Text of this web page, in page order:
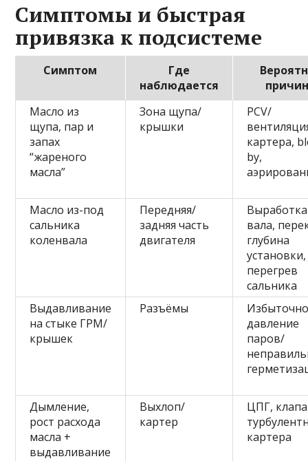
Симптомы и быстрая
привязка к подсистеме
Симптом
Где
наблюдается
Масло из
щупа, пар и
запах
“жареного
масла”
Зона щупа/
крышки
PCV/
картера,
by,
Масло из-под
сальника
коленвала
Передняя/
задняя часть
двигателя
Выработка
вала,
глубина
установки,
перегрев
сальника
Выдавливание
на стыке ГРМ/
крышек
Разъёмы
давление
паров/
Дымление,
рост расхода
масла +
выдавливание
Выхлоп/
картер
ЦПГ,
картера